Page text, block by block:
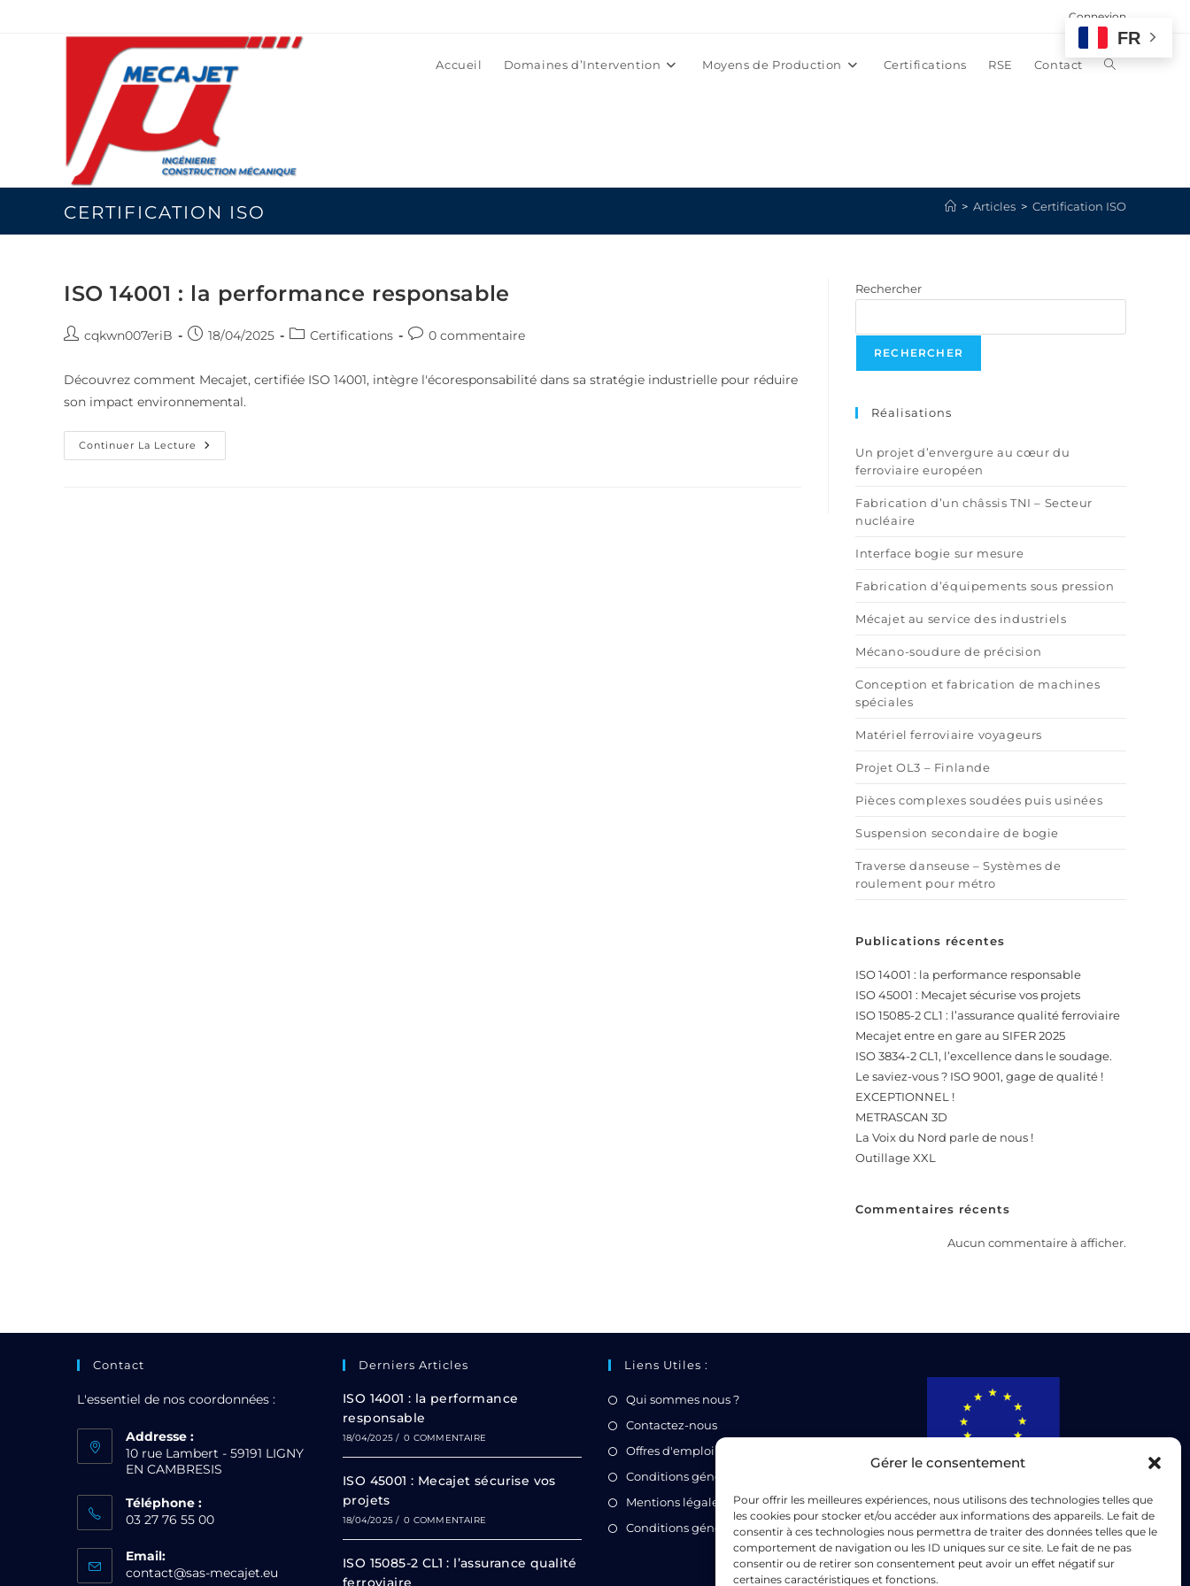
Gérer le consentement
Pour offrir les meilleures expériences, nous utilisons des technologies telles que
les cookies pour stocker et/ou accéder aux informations des appareils. Le fait de
consentir à ces technologies nous permettra de traiter des données telles que le
comportement de navigation ou les ID uniques sur ce site. Le fait de ne pas
consentir ou de retirer son consentement peut avoir un effet négatif sur
certaines caractéristiques et fonctions.
Connexion
Accueil Domaines d’Intervention Moyens de Production Certifications RSE Contact
CERTIFICATION ISO > Articles > Certification ISO
ISO 14001 : la performance responsable
cqkwn007eriB 18/04/2025 Certifications 0 commentaire
Découvrez comment Mecajet, certifiée ISO 14001, intègre l'écoresponsabilité dans sa stratégie industrielle pour réduire
son impact environnemental.
Continuer La Lecture
Rechercher
RECHERCHER
Réalisations
Un projet d’envergure au cœur du
ferroviaire européen
Fabrication d’un châssis TNI – Secteur
nucléaire
Interface bogie sur mesure
Fabrication d’équipements sous pression
Mécajet au service des industriels
Mécano-soudure de précision
Conception et fabrication de machines
spéciales
Matériel ferroviaire voyageurs
Projet OL3 – Finlande
Pièces complexes soudées puis usinées
Suspension secondaire de bogie
Traverse danseuse – Systèmes de
roulement pour métro
Publications récentes
ISO 14001 : la performance responsable
ISO 45001 : Mecajet sécurise vos projets
ISO 15085-2 CL1 : l’assurance qualité ferroviaire
Mecajet entre en gare au SIFER 2025
ISO 3834-2 CL1, l’excellence dans le soudage.
Le saviez-vous ? ISO 9001, gage de qualité !
EXCEPTIONNEL !
METRASCAN 3D
La Voix du Nord parle de nous !
Outillage XXL
Commentaires récents
Aucun commentaire à afficher.
Contact
L'essentiel de nos coordonnées :
Addresse :
10 rue Lambert - 59191 LIGNY
EN CAMBRESIS
Téléphone :
03 27 76 55 00
Email:
contact@sas-mecajet.eu
Derniers Articles
ISO 14001 : la performance
responsable
18/04/2025 / 0 COMMENTAIRE
ISO 45001 : Mecajet sécurise vos
projets
18/04/2025 / 0 COMMENTAIRE
ISO 15085-2 CL1 : l’assurance qualité
ferroviaire
Liens Utiles :
Qui sommes nous ?
Contactez-nous
Offres d'emploi
Conditions générales d'utilisation
Mentions légales
Conditions générales de vente
MECAJET accompagne ses clients à
travers toute l’Europe, en fournissant
des pièces usinées et soudées de
haute précision, conformes aux
exigences les plus strictes de
FR